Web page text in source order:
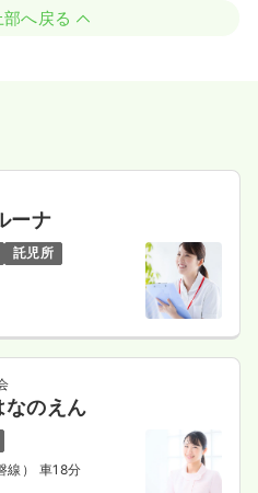
へ戻る
ーナ
託児所
なのえん
線） 車18分